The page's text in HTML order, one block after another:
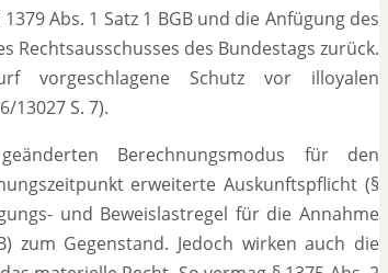
Abs. 1 Satz 1 BGB und die Anfügung des
Rechtsausschusses des Bundestags zurück.
vorgeschlagene Schutz vor illoyalen
13027 S. 7).
Berechnungsmodus für den
erweiterte Auskunftspflicht (§
und Beweislastregel für die Annahme
zum Gegenstand. Jedoch wirken auch die